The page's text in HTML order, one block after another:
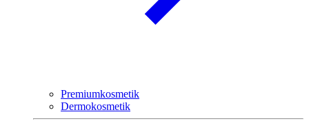
Premiumkosmetik
Dermokosmetik